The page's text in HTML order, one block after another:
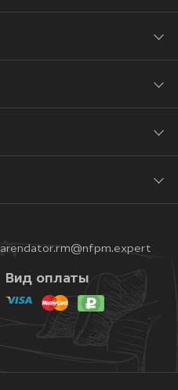
arendator.rm@nfpm.expert
Вид оплаты